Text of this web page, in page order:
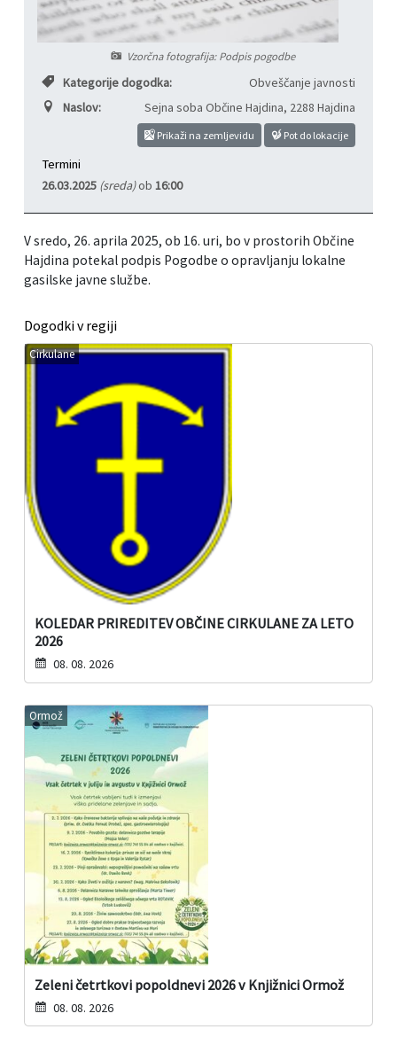
Vzorčna fotografija: Podpis pogodbe
Kategorije dogodka:
Obveščanje javnosti
Naslov:
Sejna soba Občine Hajdina, 2288 Hajdina
Prikaži na zemljevidu Pot do lokacije
Termini
26.03.2025 (sreda)ob 16:00
V sredo, 26. aprila 2025, ob 16. uri, bo v prostorih Občine
Hajdina potekal podpis Pogodbe o opravljanju lokalne
gasilske javne službe.
Dogodki v regiji
Cirkulane
KOLEDAR PRIREDITEV OBČINE CIRKULANE ZA LETO
2026
08. 08. 2026
Ormož
Zeleni četrtkovi popoldnevi 2026 v Knjižnici Ormož
08. 08. 2026
Informacije javnega značaja
Javni razpisi, natečaji, namere...
Občinski časopis Hajdinčan
Priznanja občine
Napovedniki SIP TV